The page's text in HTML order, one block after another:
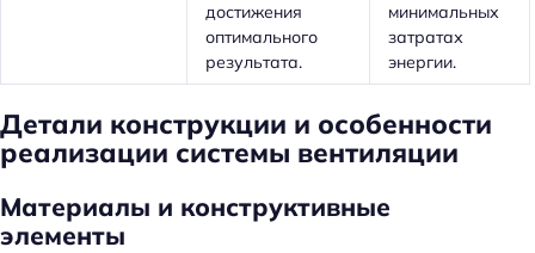
достижения
оптимального
результата.
минимальных
затратах
энергии.
Детали конструкции и особенности
реализации системы вентиляции
Материалы и конструктивные
элементы